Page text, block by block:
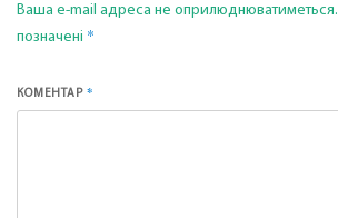
Ваша e-mail адреса не оприлюднюватиметься.
позначені *
КОМЕНТАР *